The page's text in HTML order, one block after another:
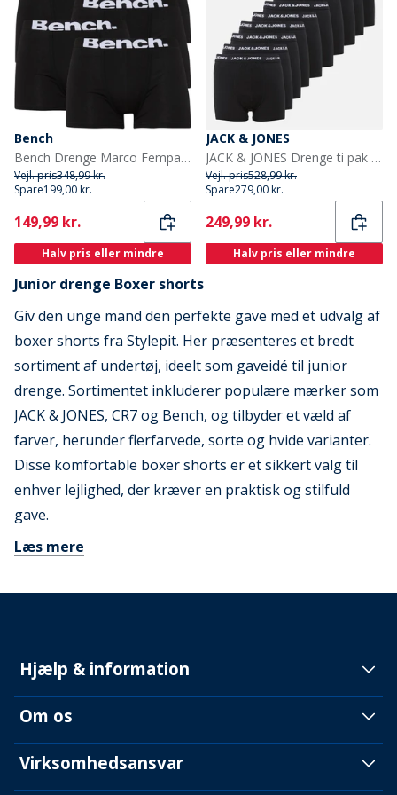
Bench
Bench Drenge Marco Fempak Boxer Sort
Vejl. pris348,99 kr.
Spare199,00 kr.
Current
149,99 kr.
Halv pris eller mindre
JACK & JONES
JACK & JONES Drenge ti pak bokser trusser Sort
Vejl. pris528,99 kr.
Spare279,00 kr.
Current
249,99 kr.
Halv pris eller mindre
Junior drenge Boxer shorts
Giv den unge mand den perfekte gave med et udvalg af
boxer shorts fra Stylepit. Her præsenteres et bredt
sortiment af undertøj, ideelt som gaveidé til junior
drenge. Sortimentet inkluderer populære mærker som
JACK & JONES, CR7 og Bench, og tilbyder et væld af
farver, herunder flerfarvede, sorte og hvide varianter.
Disse komfortable boxer shorts er et sikkert valg til
enhver lejlighed, der kræver en praktisk og stilfuld
gave.
Læs mere
Hjælp & information
Om os
Virksomhedsansvar